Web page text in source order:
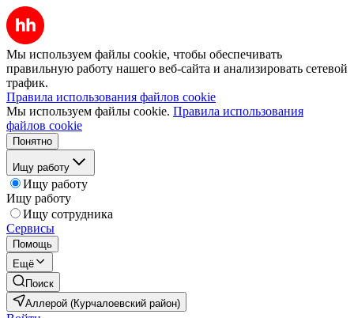
Мы используем файлы cookie, чтобы обеспечивать
правильную работу нашего веб-сайта и анализировать сетевой
трафик.
Правила использования файлов cookie
Мы используем файлы cookie. Правила использования
файлов cookie
Понятно
Ищу работу
Ищу работу
Ищу работу
Ищу сотрудника
Сервисы
Помощь
Ещё
Поиск
Аллерой (Курчалоевский район)